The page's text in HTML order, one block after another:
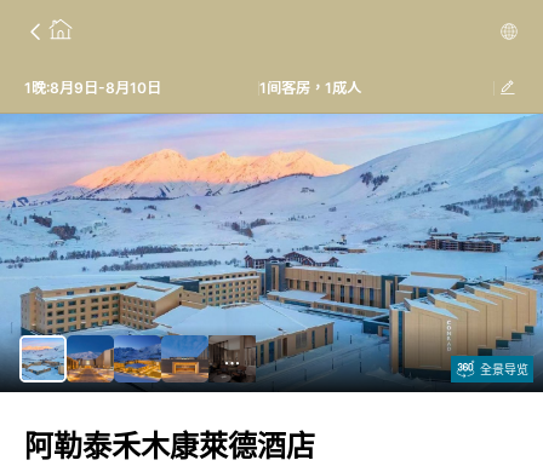
1晚:8月9日-8月10日 1间客房，1成人
全景导览
阿勒泰禾木康萊德酒店